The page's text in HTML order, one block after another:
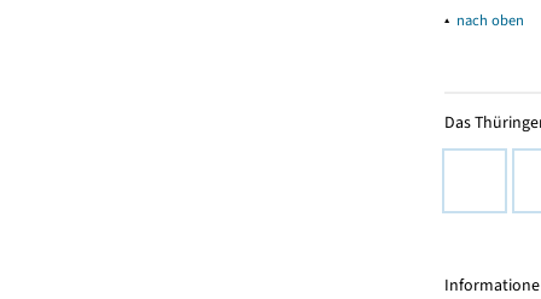
▴ nach oben
Das